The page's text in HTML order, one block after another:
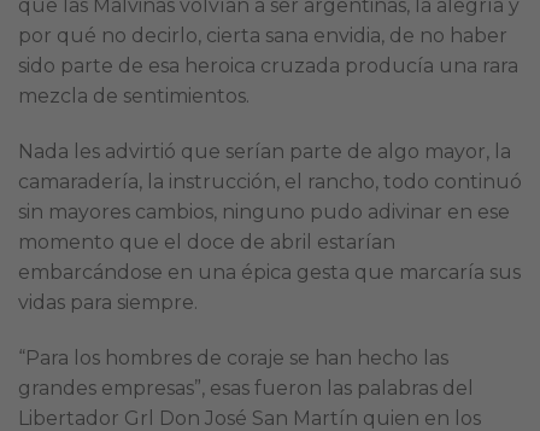
que las Malvinas volvían a ser argentinas, la alegría y
por qué no decirlo, cierta sana envidia, de no haber
sido parte de esa heroica cruzada producía una rara
mezcla de sentimientos.
Nada les advirtió que serían parte de algo mayor, la
camaradería, la instrucción, el rancho, todo continuó
sin mayores cambios, ninguno pudo adivinar en ese
momento que el doce de abril estarían
embarcándose en una épica gesta que marcaría sus
vidas para siempre.
“Para los hombres de coraje se han hecho las
grandes empresas”, esas fueron las palabras del
Libertador Grl Don José San Martín quien en los